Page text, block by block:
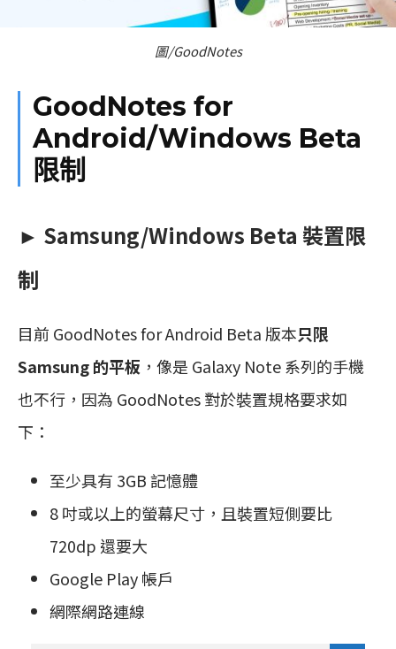
圖/GoodNotes
GoodNotes for
Android/Windows Beta
限制
► Samsung/Windows Beta 裝置限
制
目前 GoodNotes for Android Beta 版本只限
Samsung 的平板 ，像是 Galaxy Note 系列的手機
也不行，因為 GoodNotes 對於裝置規格要求如
下：
至少具有 3GB 記憶體
8 吋或以上的螢幕尺寸，且裝置短側要比
720dp 還要大
Google Play 帳戶
網際網路連線